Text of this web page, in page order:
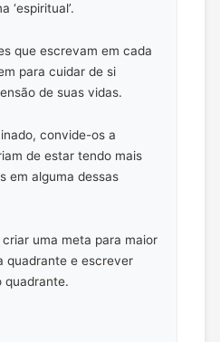
‘espiritual’.
que escrevam em cada
para cuidar de si
de suas vidas.
convide-os a
de estar tendo mais
em alguma dessas
uma meta para maior
quadrante e escrever
quadrante.